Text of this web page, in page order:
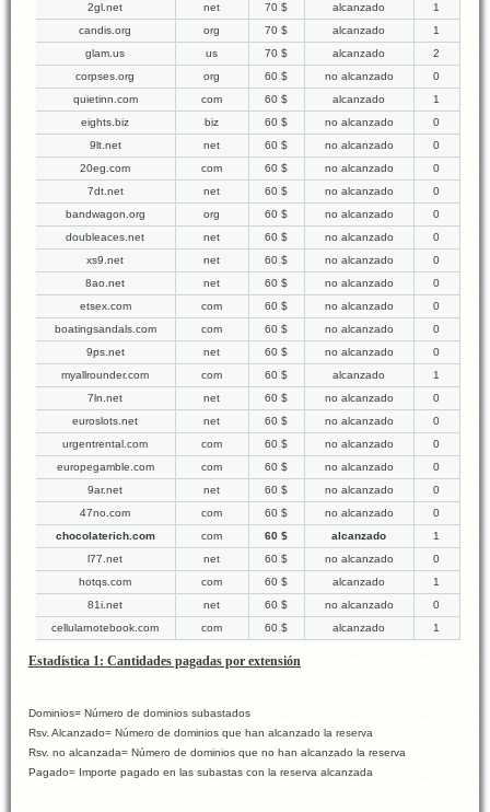
2gl.net
net 70 $ alcanzado
1
candis.org
org 70 $ alcanzado
1
glam.us
us 70 $ alcanzado
2
corpses.org
org 60 $ no alcanzado
0
quietinn.com
com 60 $ alcanzado
1
eights.biz
biz 60 $ no alcanzado
0
9lt.net
net 60 $ no alcanzado
0
20eg.com
com 60 $ no alcanzado
0
7dt.net
net 60 $ no alcanzado
0
bandwagon.org
org 60 $ no alcanzado
0
doubleaces.net
net 60 $ no alcanzado
0
xs9.net
net 60 $ no alcanzado
0
8ao.net
net 60 $ no alcanzado
0
etsex.com
com 60 $ no alcanzado
0
boatingsandals.com
com 60 $ no alcanzado
0
9ps.net
net 60 $ no alcanzado
0
myallrounder.com
com 60 $ alcanzado
1
7ln.net
net 60 $ no alcanzado
0
euroslots.net
net 60 $ no alcanzado
0
urgentrental.com
com 60 $ no alcanzado
0
europegamble.com
com 60 $ no alcanzado
0
9ar.net
net 60 $ no alcanzado
0
47no.com
com 60 $ no alcanzado
0
chocolaterich.com
com 60 $ alcanzado
1
l77.net
net 60 $ no alcanzado
0
hotqs.com
com 60 $ alcanzado
1
81i.net
net 60 $ no alcanzado
0
cellularnotebook.com
com 60 $ alcanzado 1
Estadística 1: Cantidades pagadas por extensión
Dominios= Número de dominios subastados
Rsv. Alcanzado= Número de dominios que han alcanzado la reserva
Rsv. no alcanzada= Número de dominios que no han alcanzado la reserva
Pagado= Importe pagado en las subastas con la reserva alcanzada